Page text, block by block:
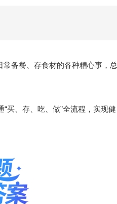
备餐、存食材的各种糟心事，总
买、存、吃、做”全流程，实现健